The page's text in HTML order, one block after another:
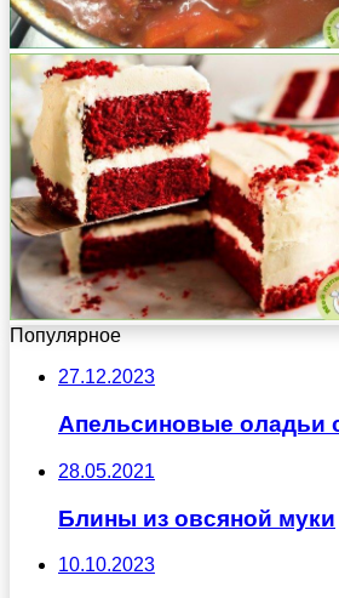
Популярное
27.12.2023
Апельсиновые оладьи
28.05.2021
Блины из овсяной муки
10.10.2023